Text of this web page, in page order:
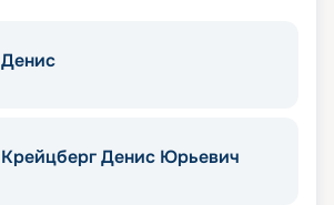
Денис
Крейцберг Денис Юрьевич